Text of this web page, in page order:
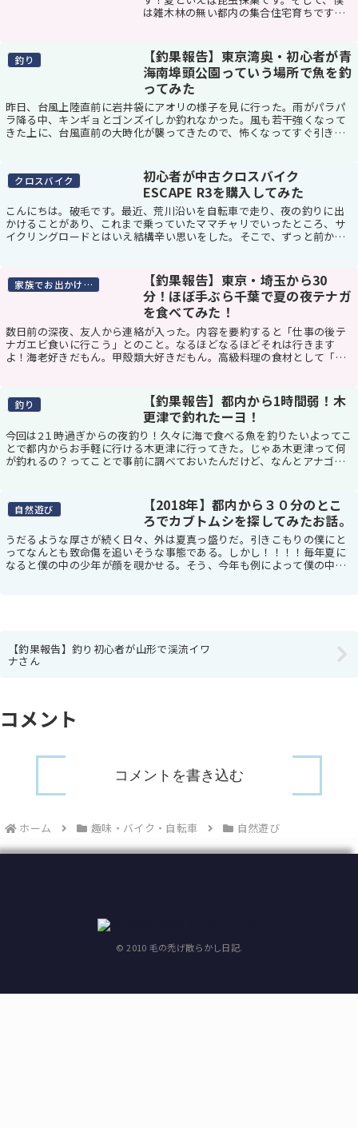
は雑木林の無い都内の集合住宅育ちです。
が、僕の住んでいる地域にそんなものいま
せん。皆無です...
釣り
【釣果報告】東京湾奥・初心者が青
海南埠頭公園っていう場所で魚を釣
ってみた
昨日、台風上陸直前に岩井袋にアオリの様子を見に行った。雨がパラパ
ラ降る中、キンギョとゴンズイしか釣れなかった。風も若干強くなって
きた上に、台風直前の大時化が襲ってきたので、怖くなってすぐ引き上
クロスバイク
初心者が中古クロスバイク
ESCAPE R3を購入してみた
こんにちは。破毛です。最近、荒川沿いを自転車で走り、夜の釣りに出
かけることがあり、これまで乗っていたママチャリでいったところ、サ
イクリングロードとはいえ結構辛い思いをした。そこで、ずっと前から
家族でお出かけスポット
【釣果報告】東京・埼玉から30
分！ほぼ手ぶら千葉で夏の夜テナガ
を食べてみた！
数日前の深夜、友人から連絡が入った。内容を要約すると「仕事の後テ
ナガエビ食いに行こう」とのこと。なるほどなるほどそれは行きます
よ！海老好きだもん。甲殻類大好きだもん。高級料理の食材として「ス
釣り
【釣果報告】都内から1時間弱！木
更津で釣れたーヨ！
今回は2１時過ぎからの夜釣り！久々に海で食べる魚を釣りたいよってこ
とで都内からお手軽に行ける木更津に行ってきた。じゃあ木更津って何
が釣れるの？ってことで事前に調べておいたんだけど、なんとアナゴさ
自然遊び
【2018年】都内から３０分のとこ
ろでカブトムシを探してみたお話。
うだるような厚さが続く日々、外は夏真っ盛りだ。引きこもりの僕にと
ってなんとも致命傷を追いそうな事態である。しかし！！！！毎年夏に
なると僕の中の少年が顔を覗かせる。そう、今年も例によって僕の中の
【釣果報告】釣り初心者が山形で渓流イワ
ナさん
コメント
コメントを書き込む
ホーム 趣味・バイク・自転車 自然遊び
© 2010 毛の禿げ散らかし日記.